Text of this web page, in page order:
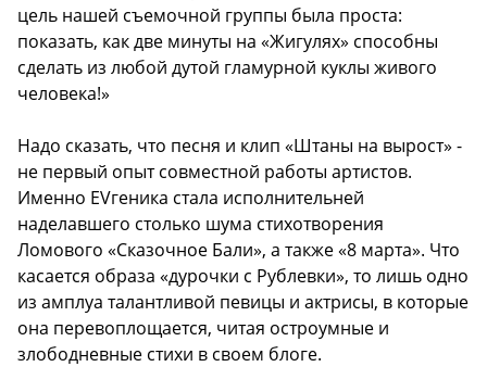
цель нашей съемочной группы была проста:
показать, как две минуты на «Жигулях» способны
сделать из любой дутой гламурной куклы живого
человека!»
Надо сказать, что песня и клип «Штаны на вырост» -
не первый опыт совместной работы артистов.
Именно EVгеника стала исполнительней
наделавшего столько шума стихотворения
Ломового «Сказочное Бали», а также «8 марта». Что
касается образа «дурочки с Рублевки», то лишь одно
из амплуа талантливой певицы и актрисы, в которые
она перевоплощается, читая остроумные и
злободневные стихи в своем блоге.